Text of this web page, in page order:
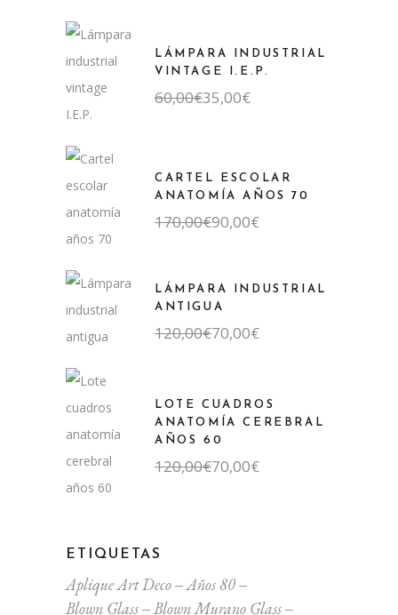
LÁMPARA INDUSTRIAL
VINTAGE I.E.P.
60,00€
El
precio
35,00€
El
precio
CARTEL ESCOLAR
ANATOMÍA AÑOS 70
170,00€
El
precio
170,00€.
90,00€
El
precio
90,00€.
LÁMPARA INDUSTRIAL
ANTIGUA
120,00€
El
precio
70,00€
El
precio
LOTE CUADROS
ANATOMÍA CEREBRAL
AÑOS 60
120,00€
El
precio
70,00€
El
precio
ETIQUETAS
Aplique Art Deco
Años 80
Blown Glass
Blown Murano Glass